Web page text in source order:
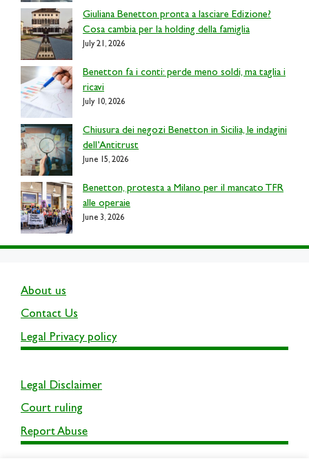
Giuliana Benetton pronta a lasciare Edizione?
Cosa cambia per la holding della famiglia
July 21, 2026
Benetton fa i conti: perde meno soldi, ma taglia i
ricavi
July 10, 2026
Chiusura dei negozi Benetton in Sicilia, le indagini
dell’Antitrust
June 15, 2026
Benetton, protesta a Milano per il mancato TFR
alle operaie
June 3, 2026
About us
Contact Us
Legal Privacy policy
Legal Disclaimer
Court ruling
Report Abuse